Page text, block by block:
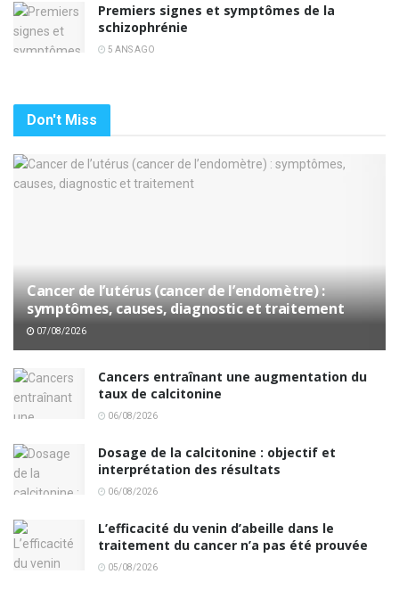
Premiers signes et symptômes de la
schizophrénie
5 ANS AGO
Don't Miss
Cancer de l’utérus (cancer de l’endomètre) :
symptômes, causes, diagnostic et traitement
07/08/2026
Cancers entraînant une augmentation du
taux de calcitonine
06/08/2026
Dosage de la calcitonine : objectif et
interprétation des résultats
06/08/2026
L’efficacité du venin d’abeille dans le
traitement du cancer n’a pas été prouvée
05/08/2026